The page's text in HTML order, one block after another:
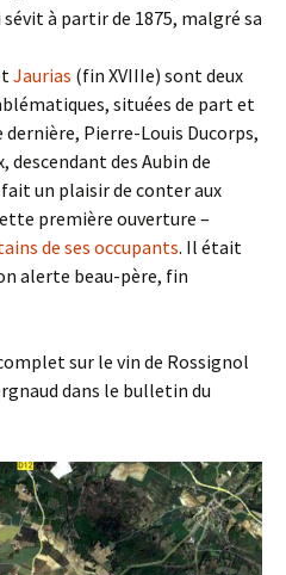
à partir de 1875, malgré sa
Jaurias (fin XVIIIe) sont deux
situées de part et
dernière, Pierre-Louis Ducorps,
descendant des Aubin de
un plaisir de conter aux
première ouverture –
de ses occupants. Il était
alerte beau-père, fin
sur le vin de Rossignol
dans le bulletin du